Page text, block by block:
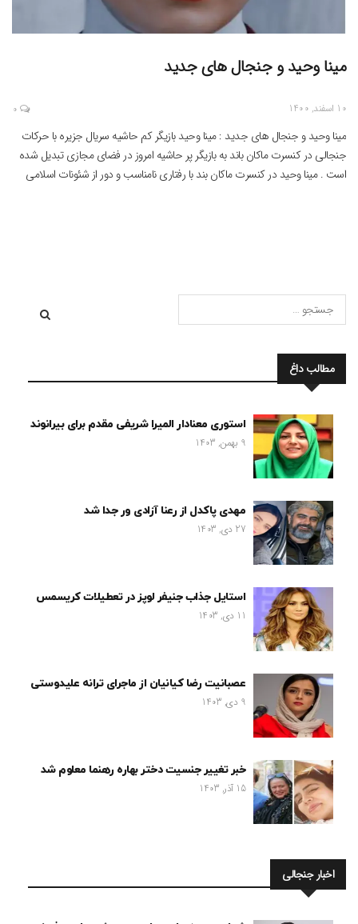
مینا وحید و جنجال های جدید
10 اسفند, 1400 0
مینا وحید و جنجال های جدید : مینا وحید بازیگر کم حاشیه سریال جزیره با حرکات
جنجالی در کنسرت ماکان باند به بازیگر پر حاشیه امروز در فضای مجازی تبدیل شده
است . مینا وحید در کنسرت ماکان بند با رفتاری نامناسب و دور از شئونات اسلامی
مطالب داغ
استوری معنادار المیرا شریفی مقدم برای بیرانوند
9 بهمن, 1403
مهدی پاکدل از رعنا آزادی ور جدا شد
27 دی, 1403
استایل جذاب جنیفر لوپز در تعطیلات کریسمس
11 دی, 1403
عصبانیت رضا کیانیان از ماجرای ترانه علیدوستی
9 دی, 1403
خبر تغییر جنسیت دختر بهاره رهنما معلوم شد
15 آذر, 1403
اخبار جنجالی